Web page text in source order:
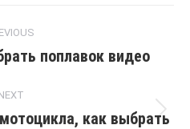
Previousпоплавок видео
Next
как выбрать